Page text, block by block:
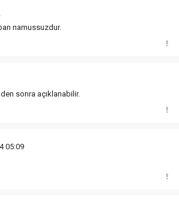
namussuzdur.
sonra açıklanabilir.
05:09